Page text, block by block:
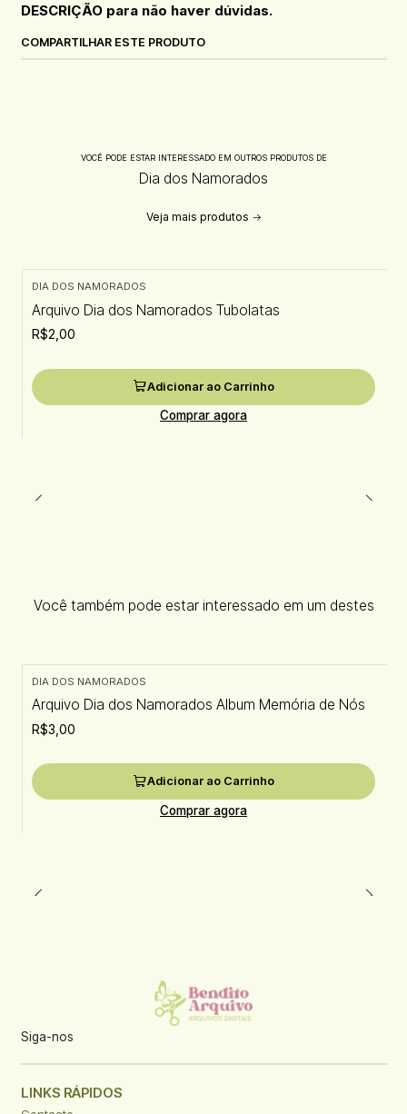
DESCRIÇÃO para não haver dúvidas.
COMPARTILHAR ESTE PRODUTO
VOCÊ PODE ESTAR INTERESSADO EM OUTROS PRODUTOS DE
Dia dos Namorados
Veja mais produtos
DIA DOS NAMORADOS
Arquivo Dia dos Namorados Tubolatas
R$2,00
Adicionar ao Carrinho
Comprar agora
Você também pode estar interessado em um destes
DIA DOS NAMORADOS
Arquivo Dia dos Namorados Album Memória de Nós
R$3,00
Adicionar ao Carrinho
Comprar agora
Siga-nos
LINKS RÁPIDOS